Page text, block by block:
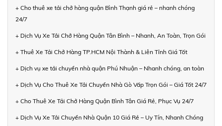
+ Cho thuê xe tải chở hàng quận Bình Thạnh giá rẻ – nhanh chóng
24/7
+ Dịch Vụ Xe Tải Chở Hàng Quận Tân Bình – Nhanh, An Toàn, Trọn Gói
+ Thuê Xe Tải Chở Hàng TP.HCM Nội Thành & Liên Tỉnh Giá Tốt
+ Dịch vụ xe tải chuyển nhà quận Phú Nhuận – Nhanh chóng, an toàn
+ Dịch Vụ Cho Thuê Xe Tải Chuyển Nhà Gò Vấp Trọn Gói – Giá Tốt 24/7
+ Cho Thuê Xe Tải Chở Hàng Quận Bình Tân Giá Rẻ, Phục Vụ 24/7
+ Dịch Vụ Xe Tải Chuyển Nhà Quận 10 Giá Rẻ – Uy Tín, Nhanh Chóng